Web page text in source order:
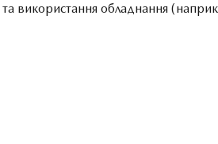
та використання обладнання